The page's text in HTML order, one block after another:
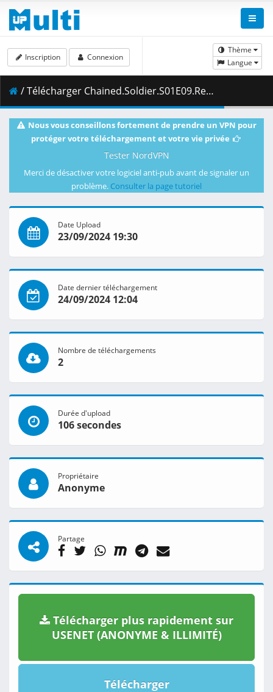
Thème
Langue
Inscription Connexion
/ Télécharger Chained.Soldier.S01E09.Reunion.Coco.Lick.1080p.HIDI.WEB-DL.AAC2.0.H.264.DUAL-VARYG.mkv.002 ( 473.94 MB )
Nous vous conseillons fortement de prendre un VPN pour
protéger votre téléchargement et votre vie privée
Tester NordVPN
Merci de désactiver votre logiciel anti-pub avant de signaler un
problème. Consulter la page tutoriel
Date Upload
23/09/2024 19:30
Date dernier téléchargement
24/09/2024 12:04
Nombre de téléchargements
2
Durée d'upload
106 secondes
Propriétaire
Anonyme
Partage
Télécharger plus rapidement sur
USENET (ANONYME & ILLIMITÉ)
Télécharger